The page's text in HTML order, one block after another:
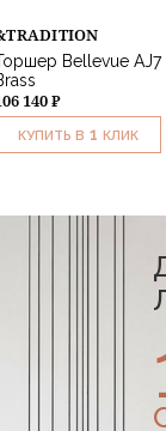
Bellevue AJ7
140 ₽
КУПИТЬ В 1 КЛИК
простую
из стекла,
с